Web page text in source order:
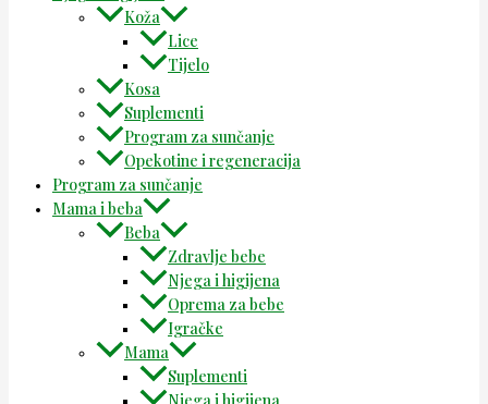
Koža
Lice
Tijelo
Kosa
Suplementi
Program za sunčanje
Opekotine i regeneracija
Program za sunčanje
Mama i beba
Beba
Zdravlje bebe
Njega i higijena
Oprema za bebe
Igračke
Mama
Suplementi